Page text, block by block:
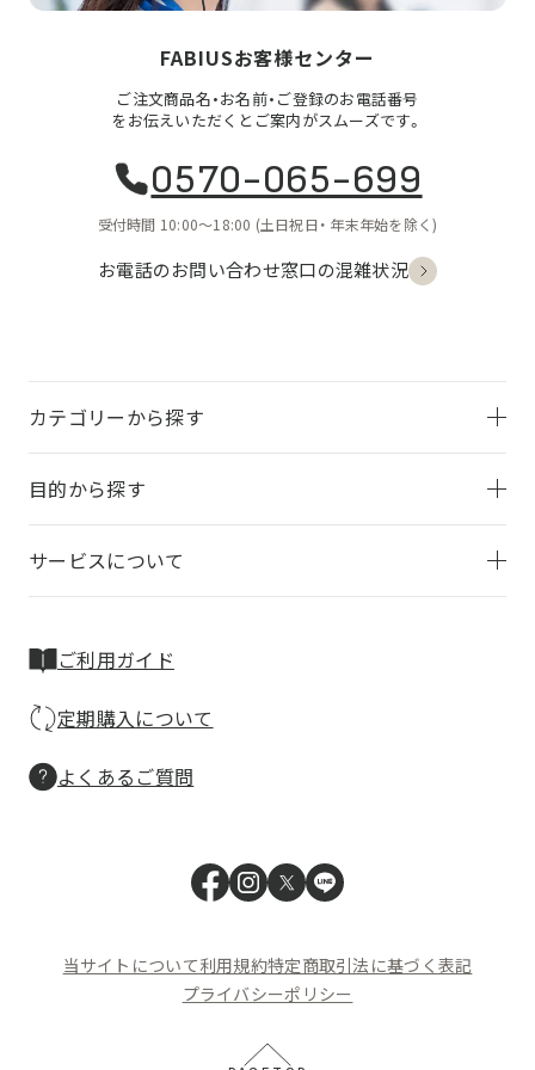
FABIUSお客様センター
ご注文商品名・お名前・ご登録のお電話番号
をお伝えいただくとご案内がスムーズです。
0570-065-699
受付時間 10:00〜18:00 (土日祝日・ 年末年始を除く)
お電話のお問い合わせ窓口の混雑状況
カテゴリーから探す
目的から探す
サービスについて
ご利用ガイド
定期購入について
よくあるご質問
当サイトについて利用規約特定商取引法に基づく表記
プライバシーポリシー